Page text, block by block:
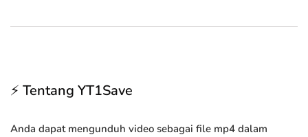
⚡ Tentang YT1Save
Anda dapat mengunduh video sebagai file mp4 dalam